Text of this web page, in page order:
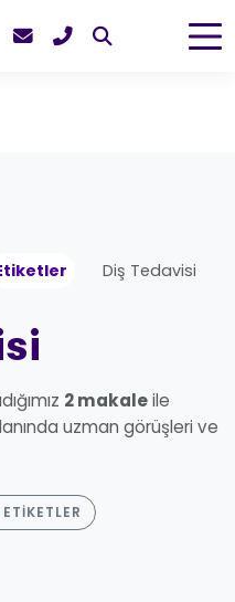
Diş Tedavisi
2 makaleile
uzman görüşleri ve